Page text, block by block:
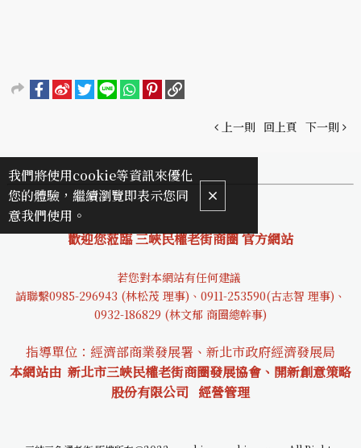
上一則 回上頁 下一則
歡迎您蒞臨 三峽民權老街商圈 官方網站
若您對本網站有任何建議
請聯繫0985-296943 (林松茂 理事)、0911-253590(古志智 理事)、
0932-186829 (林文郁 商圈總幹事)
指導單位：經濟部商業發展署、新北市政府經濟發展局
本網站由 新北市三峽民權老街商圈發展協會、開新創意策略
股份有限公司 經營管理
我們將使用cookie等資訊來優化
您的體驗，繼續瀏覽即表示您同
意我們使用。